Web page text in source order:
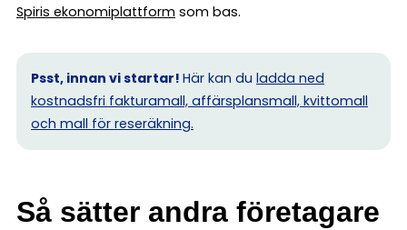
Spiris ekonomiplattform som bas.
Psst, innan vi startar! Här kan du ladda ned
kostnadsfri fakturamall, affärsplansmall, kvittomall
och mall för reseräkning.
Så sätter andra företagare